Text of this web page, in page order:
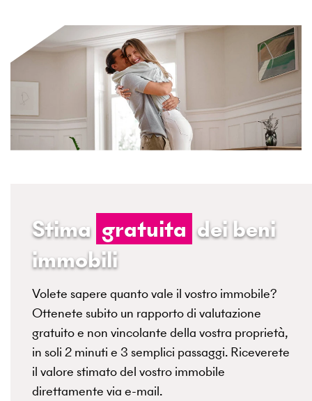
Stima gratuita dei beni
immobili
Volete sapere quanto vale il vostro immobile?
Ottenete subito un rapporto di valutazione
gratuito e non vincolante della vostra proprietà,
in soli 2 minuti e 3 semplici passaggi. Riceverete
il valore stimato del vostro immobile
direttamente via e-mail.